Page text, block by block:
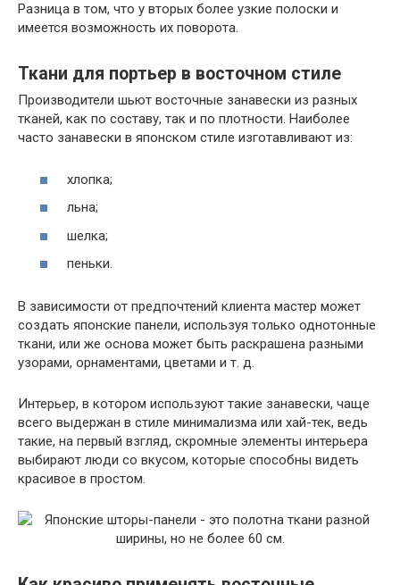
Разница в том, что у вторых более узкие полоски и
имеется возможность их поворота.
Ткани для портьер в восточном стиле
Производители шьют восточные занавески из разных
тканей, как по составу, так и по плотности. Наиболее
часто занавески в японском стиле изготавливают из:
хлопка;
льна;
шелка;
пеньки.
В зависимости от предпочтений клиента мастер может
создать японские панели, используя только однотонные
ткани, или же основа может быть раскрашена разными
узорами, орнаментами, цветами и т. д.
Интерьер, в котором используют такие занавески, чаще
всего выдержан в стиле минимализма или хай-тек, ведь
такие, на первый взгляд, скромные элементы интерьера
выбирают люди со вкусом, которые способны видеть
красивое в простом.